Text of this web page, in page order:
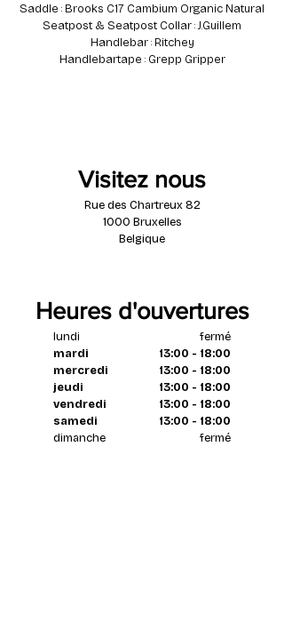
Saddle : Brooks C17 Cambium Organic Natural
Seatpost & Seatpost Collar : J.Guillem
Handlebar : Ritchey
Handlebartape : Grepp Gripper
Visitez nous
Rue des Chartreux 82
1000 Bruxelles
Belgique
Heures d'ouvertures
fermé
13:00 - 18:00
13:00 - 18:00
13:00 - 18:00
13:00 - 18:00
13:00 - 18:00
fermé
lundi
mardi
mercredi
jeudi
vendredi
samedi
dimanche